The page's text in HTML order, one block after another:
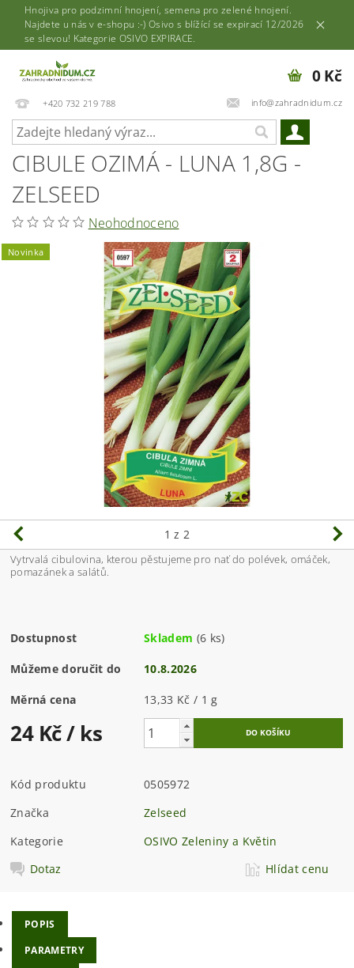
Hnojiva pro podzimní hnojení, semena pro zelené hnojení.
Najdete u nás v e-shopu :-) Osivo s blížící se expirací 12/2026
se slevou! Kategorie OSIVO EXPIRACE.
+420 732 219 788 info@zahradnidum.cz
0 Kč
CIBULE OZIMÁ - LUNA 1,8G -
ZELSEED
Neohodnoceno
Novinka
1 z 2
Vytrvalá cibulovina, kterou pěstujeme pro nať do polévek, omáček,
pomazánek a salátů.
Dostupnost Skladem (6 ks)
Můžeme doručit do 10.8.2026
Měrná cena 13,33 Kč / 1 g
24 Kč/ ks
Kód produktu
0505972
Značka
Zelseed
Kategorie
OSIVO Zeleniny a Květin
Dotaz
Hlídat cenu
POPIS
PARAMETRY